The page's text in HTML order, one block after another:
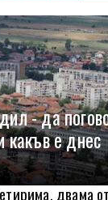
- да
какъв е днес
двама